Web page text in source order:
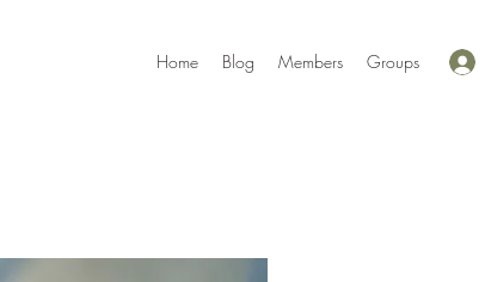
Home Blog Members Groups